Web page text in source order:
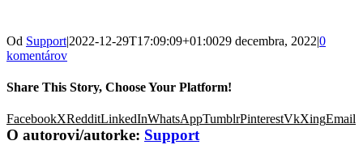
Od Support|2022-12-29T17:09:09+01:0029 decembra, 2022|0
komentárov
Share This Story, Choose Your Platform!
FacebookXRedditLinkedInWhatsAppTumblrPinterestVkXingEmail
O autorovi/autorke: Support